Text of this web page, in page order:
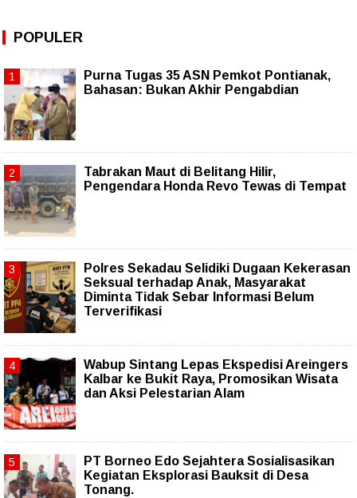
POPULER
Purna Tugas 35 ASN Pemkot Pontianak,
Bahasan: Bukan Akhir Pengabdian
Tabrakan Maut di Belitang Hilir,
Pengendara Honda Revo Tewas di Tempat
Polres Sekadau Selidiki Dugaan Kekerasan
Seksual terhadap Anak, Masyarakat
Diminta Tidak Sebar Informasi Belum
Terverifikasi
Wabup Sintang Lepas Ekspedisi Areingers
Kalbar ke Bukit Raya, Promosikan Wisata
dan Aksi Pelestarian Alam
PT Borneo Edo Sejahtera Sosialisasikan
Kegiatan Eksplorasi Bauksit di Desa
Tonang.